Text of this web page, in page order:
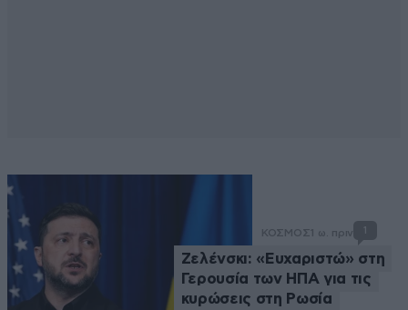
ΚΟΣΜΟΣ 1 ω. πριν
Ζελένσκι: «Ευχαριστώ» στη
Γερουσία των ΗΠΑ για τις
κυρώσεις στη Ρωσία